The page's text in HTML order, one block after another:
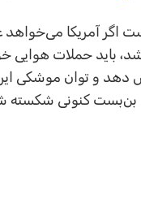
اگر آمریکا می‌خواهد
باید حملات هوایی خود
و توان موشکی
کنونی شکسته